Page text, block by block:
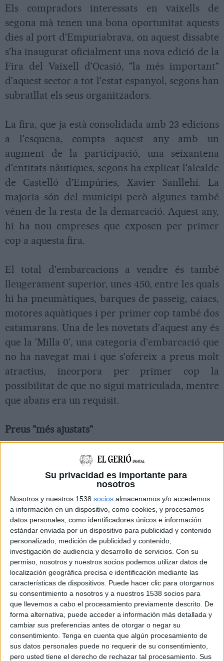
Su privacidad es importante para
nosotros
Nosotros y nuestros 1538 socios almacenamos y/o accedemos
a información en un dispositivo, como cookies, y procesamos
datos personales, como identificadores únicos e información
estándar enviada por un dispositivo para publicidad y contenido
personalizado, medición de publicidad y contenido,
investigación de audiencia y desarrollo de servicios. Con su
permiso, nosotros y nuestros socios podemos utilizar datos de
localización geográfica precisa e identificación mediante las
características de dispositivos. Puede hacer clic para otorgarnos
su consentimiento a nosotros y a nuestros 1538 socios para
que llevemos a cabo el procesamiento previamente descrito. De
forma alternativa, puede acceder a información más detallada y
cambiar sus preferencias antes de otorgar o negar su
consentimiento. Tenga en cuenta que algún procesamiento de
sus datos personales puede no requerir de su consentimiento,
pero usted tiene el derecho de rechazar tal procesamiento. Sus
Els compradors interessats en vaixells de
segona mà tenen una bona oportunitat aquests
dies al port d'Empuriabrava, on aquest dissabte
s'ha inaugurat oficialment una nova edició de la
Fira del Vaixell d'Ocasió, "la més important"
d'aquest sector a tot l'estat espanyol, segons han
subratllat els seus organitzadors.
La fira, que ja està consolidada amb 23 edicions
a l'esquena, compta aquest any amb un
augment de la participació, una seixantena
d'entitats nàutiques, segons ha explicat l'alcalde
de Castelló d'Empúries, Xavier Sanllehí. La
majoria són del municipi però algunes també
vénen de la resta de la demarcació. Aquest any,
hi ha nou empreses que exposen per primer
cop a aquesta fira.
El total d'embarcacions a vendre és també
lleugerament superior, unes 450, entre les quals
hi ha pneumàtiques, barques de passeig, caiacs,
motores aquàtiques i per primer cop també dos
catamarans. Una de les novetats d'aquest any és
que la 'Milla 0', una categoria d'embarcació que
no ha navegat mai i que s'ofereix a preus molt
atractius, incorpora per primer cop la
possibilitat de que no sigui matriculada, mentre
que abans era un requisit.
Preus "més ajustats"
Per tal d'animar les vendes, les empreses han
apostat per oferir preus "més ajustats", que van
des dels 900 euros fins al milió. Sobre aquesta
qüestió, l'alcalde recorda que en anteriors
edicions els preus eren molt més elevats però el
sector confia que el volum de vendes serà molt
similar a altres anys, que se situa en un 20% del
volum exposat. Aquest matí, ja es podia veure el
cartell de 'venut' en algunes embarcacions
exposades.
Per altra banda, aquesta és una fira per establir
contactes i sovint les operacions de compra no
es tanquen fins al cap d'unes setmanes o algun